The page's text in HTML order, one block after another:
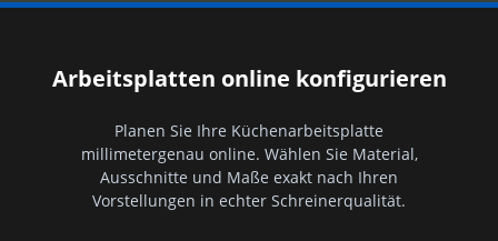
Arbeitsplatten online konfigurieren
Planen Sie Ihre Küchenarbeitsplatte
millimetergenau online. Wählen Sie Material,
Ausschnitte und Maße exakt nach Ihren
Vorstellungen in echter Schreinerqualität.